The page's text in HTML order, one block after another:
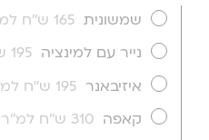
שמשונית 165 ש''ח למ''ר
נייר עם למינציה 195 ש''ח למ''ר
איזיבאנר 195 ש''ח למ''ר
קאפה 310 ש''ח למ''ר